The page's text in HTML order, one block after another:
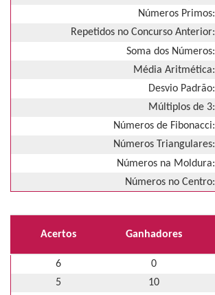
Números Primos:
Repetidos no Concurso Anterior:
Soma dos Números:
Média Aritmética:
Desvio Padrão:
Múltiplos de 3:
Números de Fibonacci:
Números Triangulares:
Números na Moldura:
Números no Centro:
Acertos Ganhadores
6 0
5
10